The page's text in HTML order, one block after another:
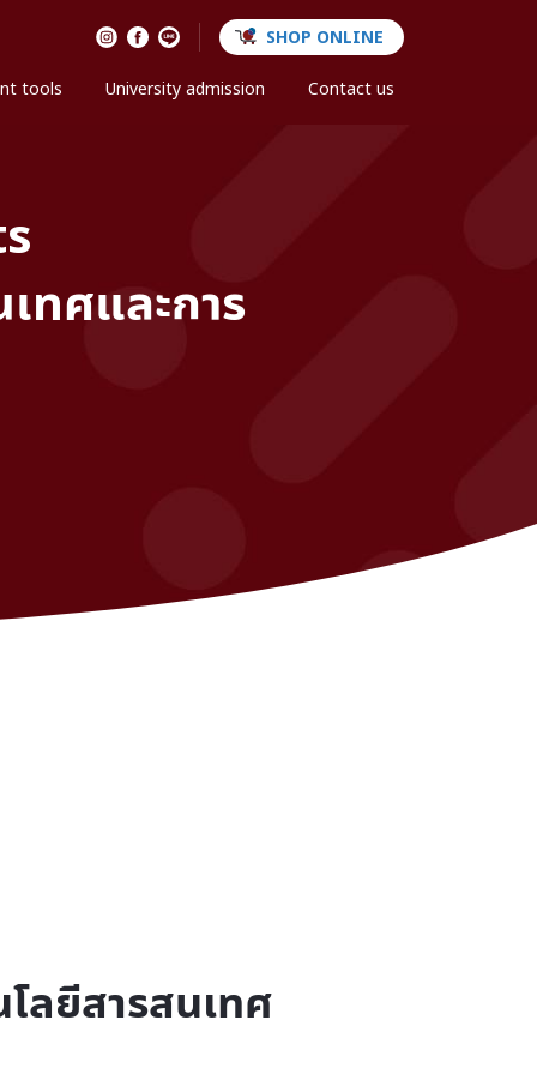
SHOP ONLINE
tools University admission Contact us
ทศและการ
ลยีสารสนเทศ